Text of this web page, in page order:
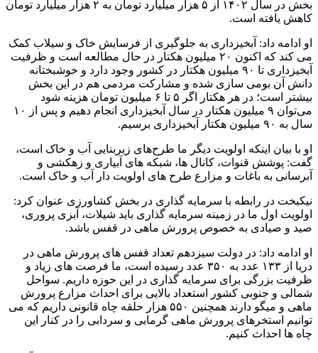
بخش در سال ۱۴۰۲ از ۵ هزار میلیارد تومان به ۲ هزار میلیارد تومان
کاهش یافته است.
او ادامه داد: آبخیزداری به جلوگیری از فرسایش خاک و سیلاب کمک
می کند که اکنون ۲۰ میلیون هکتار در حال مطالعه است و ظرفیت
آبخیزداری تا ۹۰ میلیون هکتار در کشور وجود دارد و خوشبختانه
دانش آن بومی سازی شده و مشارکت مردمی هم در این بخش
بیشتر است؛ در هر هکتار اگر ۵ تا ۶ میلیون تومان هزینه شود
می‌توان ۹ میلیون هکتار در سال آبخیزداری انجام دهیم و پس از ۱۰
سال به ۹۰ میلیون هکتار آبخیزداری برسیم.
او با بیان اینکه اولویت دیگر ما طرح‌های زیربنایی آب و خاک است،
گفت: پوشش قنوات، کانال ها، شبکه های آبیاری و زهکشی و
آبرسانی به باغات و مزارع طرح های اولویت دار آب و خاک است.
نیکبخت در رابطه با سرمایه گذاری در بخش کشاورزی عنوان کرد:
اولویت اول ما در زمینه سرمایه گذاری باید شیلات، آبزی پروری،
صید و صیادی به خصوص پرورش ماهی در قفس باشد.
او ادامه داد: در دولت سیزدهم تعداد قفس های پرورش ماهی در
دریا از ۱۳۳ عدد به ۳۵۰ عدد رسیده است، ما فرصت های زیاد و
ظرفیت بزرگی برای سرمایه گذاری در این حوزه داریم. سواحل
شمالی و جنوبی کشور استعداد بالایی برای احداث مزارع پرورش
ماهی و میگو دارند همچنین ۵۵۰ هزار حلقه چاه قانونی داریم که می
توانیم استخرهای پرورش ماهی گرمابی و سردابی را در کنار این
چاه ها احداث کنیم.